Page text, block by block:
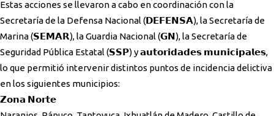
Estas acciones se llevaron a cabo en coordinación con la
Secretaría de la Defensa Nacional (𝗗𝗘𝗙𝗘𝗡𝗦𝗔), la Secretaría de
Marina (𝗦𝗘𝗠𝗔𝗥), la Guardia Nacional (𝗚𝗡), la Secretaría de
Seguridad Pública Estatal (𝗦𝗦𝗣) y 𝗮𝘂𝘁𝗼𝗿𝗶𝗱𝗮𝗱𝗲𝘀 𝗺𝘂𝗻𝗶𝗰𝗶𝗽𝗮𝗹𝗲𝘀,
lo que permitió intervenir distintos puntos de incidencia delictiva
en los siguientes municipios:
𝗭𝗼𝗻𝗮 𝗡𝗼𝗿𝘁𝗲